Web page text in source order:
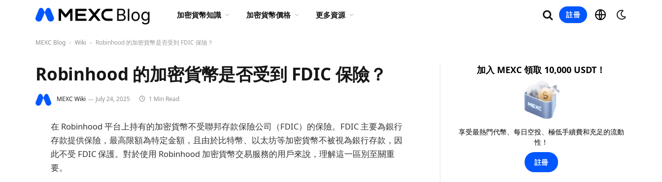
加密貨幣知識 加密貨幣價格 更多資源 註冊
MEXC Blog - Wiki - Robinhood 的加密貨幣是否受到 FDIC 保險？
Robinhood 的加密貨幣是否受到 FDIC 保險？
MEXC Wiki July 24, 2025 1 Min Read
在 Robinhood 平台上持有的加密貨幣不受聯邦存款保險公司（FDIC）的保險。FDIC 主要為銀行
存款提供保險，最高限額為特定金額，且由於比特幣、以太坊等加密貨幣不被視為銀行存款，因
此不受 FDIC 保護。對於使用 Robinhood 加密貨幣交易服務的用戶來說，理解這一區別至關重
要。
加入 MEXC 領取 10,000 USDT！
享受最熱門代幣、每日空投、極低手續費和充足的流動
性！
註冊